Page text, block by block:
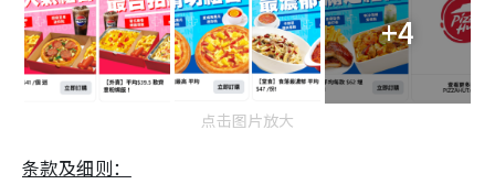
+4
点击图片放大
条款及细则：